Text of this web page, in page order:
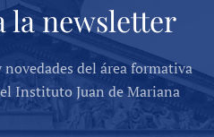
la newsletter
del área formativa
Instituto Juan de Mariana